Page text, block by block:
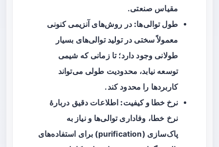
مقیاس صنعتی.
طول توالی‌ها: در روش‌های آنزیمی کنونی
معمولاً سختی در تولید توالی‌های بسیار
طولانی وجود دارد؛ تا زمانی که شیمی
توسعه نیابد، محدودیت طولی می‌تواند
کاربردها را محدود کند.
نرخ خطا و کیفیت: اطلاعات دقیق دربارهٔ
نرخ خطا، وفاداری توالی‌ها و نیاز به
پاک‌سازی (purification) برای استفاده‌های